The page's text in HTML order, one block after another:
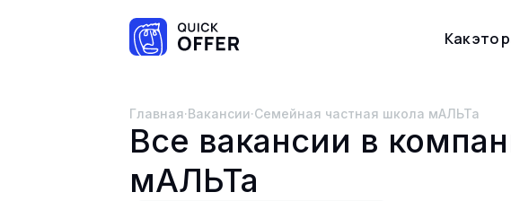
Как это
Главная·Вакансии· Семейная частная школа мАЛЬТа
Все вакансии в
мАЛЬТа